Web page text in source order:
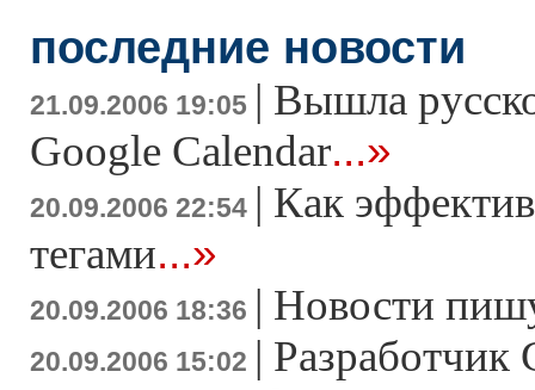
последние новости
21.09.2006 19:05 | Вышла
Google Calendar...»
20.09.2006 22:54 | Как
тегами...»
20.09.2006 18:36 | Новости
20.09.2006 15:02 | Разработчик